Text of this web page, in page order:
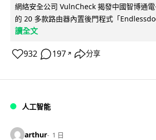
網絡安全公司 VulnCheck 揭發中國智博通
的 20 多款路由器內置後門程式「
讀全文
932 197 ↗ 分享
人工智能
arthur 1 日